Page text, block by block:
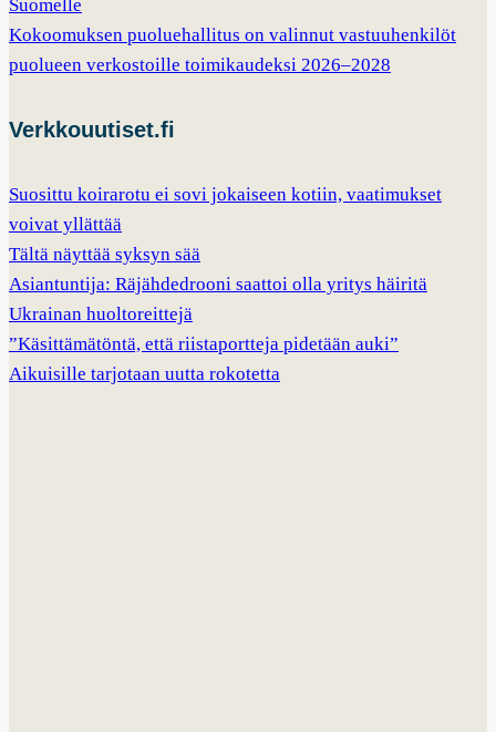
Suomelle
Kokoomuksen puoluehallitus on valinnut vastuuhenkilöt
puolueen verkostoille toimikaudeksi 2026–2028
Verkkouutiset.fi
Suosittu koirarotu ei sovi jokaiseen kotiin, vaatimukset
voivat yllättää
Tältä näyttää syksyn sää
Asiantuntija: Räjähdedrooni saattoi olla yritys häiritä
Ukrainan huoltoreittejä
”Käsittämätöntä, että riistaportteja pidetään auki”
Aikuisille tarjotaan uutta rokotetta